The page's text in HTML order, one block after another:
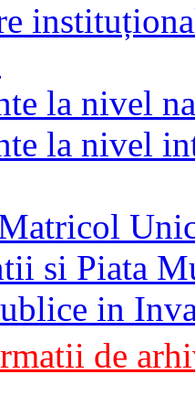
la nivel
la nivel
si Piata
in
de